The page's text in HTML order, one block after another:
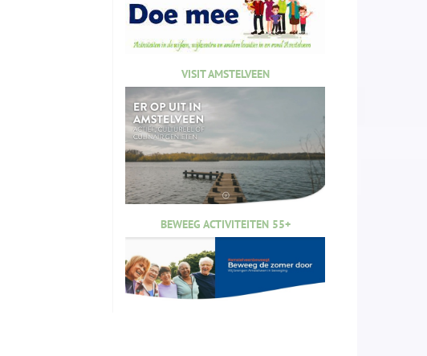
VISIT AMSTELVEEN
BEWEEG ACTIVITEITEN 55+